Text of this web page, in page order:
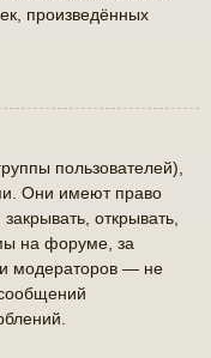
произведённых
пользователей),
Они имеют право
открывать,
на форуме, за
модераторов — не